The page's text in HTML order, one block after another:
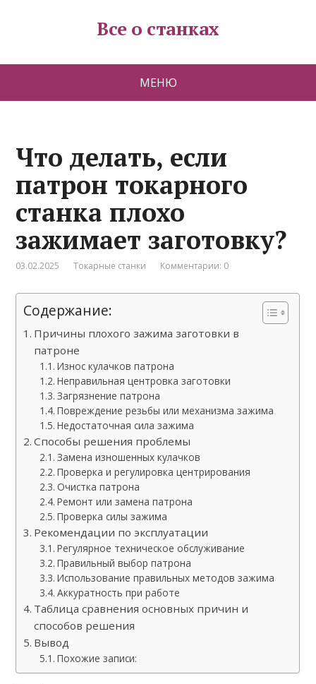
Все о станках
МЕНЮ
Что делать, если
патрон токарного
станка плохо
зажимает заготовку?
03.02.2025 Токарные станки Комментарии: 0
Содержание:
Причины плохого зажима заготовки в
патроне
Износ кулачков патрона
Неправильная центровка заготовки
Загрязнение патрона
Повреждение резьбы или механизма зажима
Недостаточная сила зажима
Способы решения проблемы
Замена изношенных кулачков
Проверка и регулировка центрирования
Очистка патрона
Ремонт или замена патрона
Проверка силы зажима
Рекомендации по эксплуатации
Регулярное техническое обслуживание
Правильный выбор патрона
Использование правильных методов зажима
Аккуратность при работе
Таблица сравнения основных причин и
способов решения
Вывод
Похожие записи: